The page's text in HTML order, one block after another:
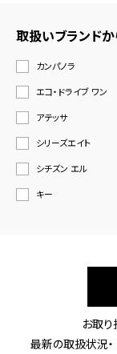
取扱いブランド
カンパノラ
エコ・ドライブ ワン
アテッサ
シリーズエイト
シチズン エル
キー
お取
最新の取扱状況・